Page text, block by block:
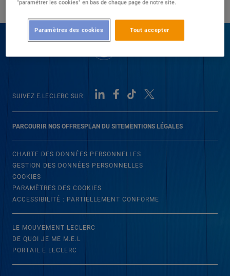
PARCOURIR NOS OFFRESPLAN DU SITEMENTIONS LÉGALES
SUIVEZ E.LECLERC SUR
CHARTE DES DONNÉES PERSONNELLES
GESTION DES DONNÉES PERSONNELLES
COOKIES
PARAMÈTRES DES COOKIES
ACCESSIBILITÉ : PARTIELLEMENT CONFORME
LE MOUVEMENT LECLERC
DE QUOI JE ME M.E.L
PORTAIL E.LECLERC
"paramétrer les cookies" en bas de chaque page de notre site.
Tout accepter
Paramètres des cookies